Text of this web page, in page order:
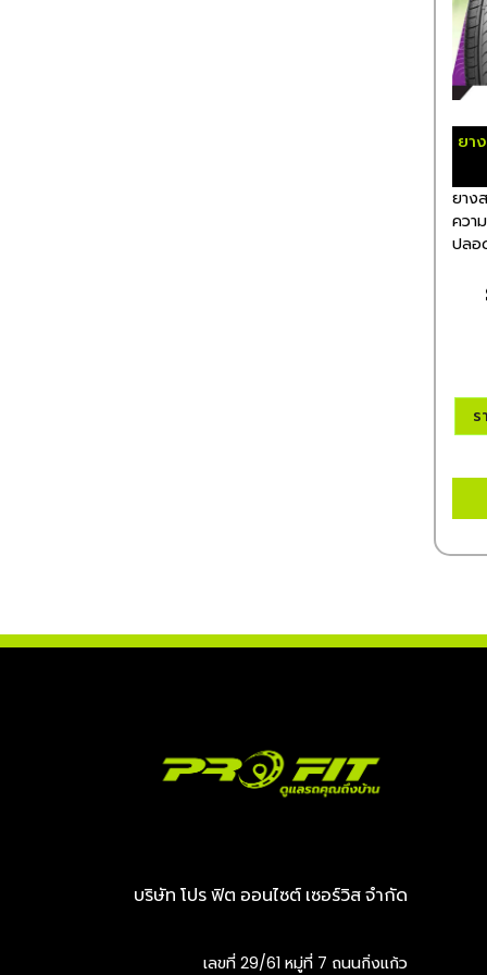
ยา
ยาง
ควา
ปลอ
ร
บริษัท โปร ฟิต ออนไซต์ เซอร์วิส จำกัด
เลขที่ 29/61 หมู่ที่ 7 ถนนกิ่งแก้ว